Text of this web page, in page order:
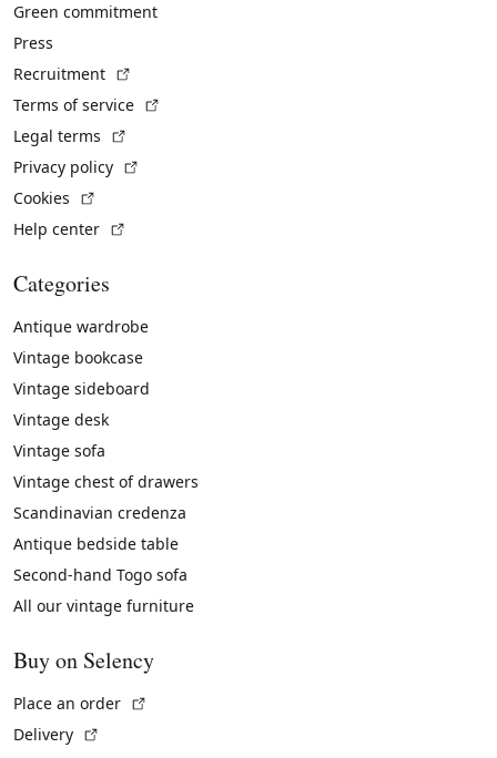
Green commitment
Press
Recruitment
Terms of service
Legal terms
Privacy policy
Cookies
Help center
Categories
Antique wardrobe
Vintage bookcase
Vintage sideboard
Vintage desk
Vintage sofa
Vintage chest of drawers
Scandinavian credenza
Antique bedside table
Second-hand Togo sofa
All our vintage furniture
Buy on Selency
Place an order
Delivery